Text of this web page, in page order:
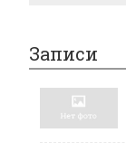
Записи